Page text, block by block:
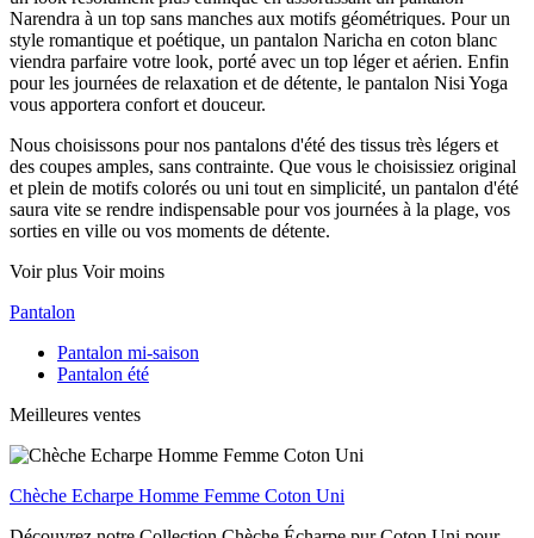
Narendra à un top sans manches aux motifs géométriques. Pour un
style romantique et poétique, un pantalon Naricha en coton blanc
viendra parfaire votre look, porté avec un top léger et aérien. Enfin
pour les journées de relaxation et de détente, le pantalon Nisi Yoga
vous apportera confort et douceur.
Nous choisissons pour nos pantalons d'été des tissus très légers et
des coupes amples, sans contrainte. Que vous le choisissiez original
et plein de motifs colorés ou uni tout en simplicité, un pantalon d'été
saura vite se rendre indispensable pour vos journées à la plage, vos
sorties en ville ou vos moments de détente.
Voir plus Voir moins
Pantalon
Pantalon mi-saison
Pantalon été
Meilleures ventes
Chèche Echarpe Homme Femme Coton Uni